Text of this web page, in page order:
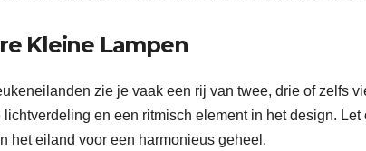
Kleine Lampen
zie je vaak een rij van twee, drie of zelfs
en een ritmisch element in het design.
het eiland voor een harmonieus geheel.